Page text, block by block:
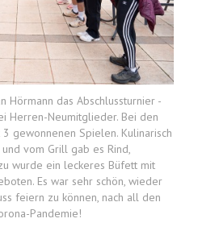
Hörmann das Abschlussturnier -
Herren-Neumitglieder. Bei den
gewonnenen Spielen. Kulinarisch
vom Grill gab es Rind,
wurde ein leckeres Büfett mit
Es war sehr schön, wieder
feiern zu können, nach all den
Pandemie!